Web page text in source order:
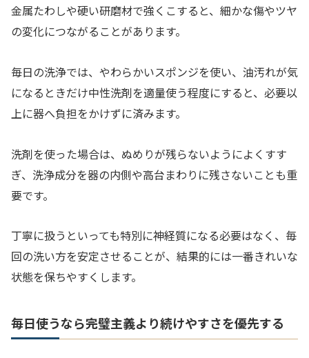
金属たわしや硬い研磨材で強くこすると、細かな傷やツヤ
の変化につながることがあります。
毎日の洗浄では、やわらかいスポンジを使い、油汚れが気
になるときだけ中性洗剤を適量使う程度にすると、必要以
上に器へ負担をかけずに済みます。
洗剤を使った場合は、ぬめりが残らないようによくすす
ぎ、洗浄成分を器の内側や高台まわりに残さないことも重
要です。
丁寧に扱うといっても特別に神経質になる必要はなく、毎
回の洗い方を安定させることが、結果的には一番きれいな
状態を保ちやすくします。
毎日使うなら完璧主義より続けやすさを優先する